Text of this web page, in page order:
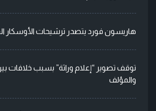
هاريسون فورد يتصدر ترشيحات الأوسكار
توقف تصوير “إعلام وراثة” بسبب خلافات
والمؤلف